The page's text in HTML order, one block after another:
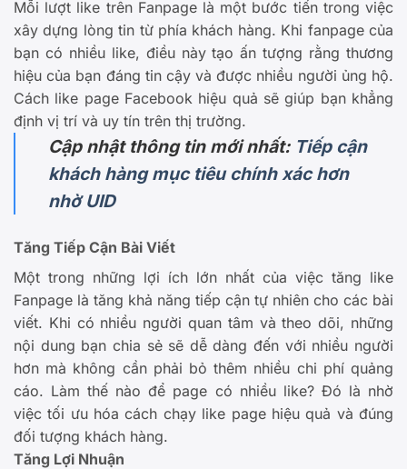
Mỗi lượt like trên Fanpage là một bước tiến trong việc
xây dựng lòng tin từ phía khách hàng. Khi fanpage của
bạn có nhiều like, điều này tạo ấn tượng rằng thương
hiệu của bạn đáng tin cậy và được nhiều người ủng hộ.
Cách like page Facebook hiệu quả sẽ giúp bạn khẳng
định vị trí và uy tín trên thị trường.
Cập nhật thông tin mới nhất: Tiếp cận
khách hàng mục tiêu chính xác hơn
nhờ UID
Tăng Tiếp Cận Bài Viết
Một trong những lợi ích lớn nhất của việc tăng like
Fanpage là tăng khả năng tiếp cận tự nhiên cho các bài
viết. Khi có nhiều người quan tâm và theo dõi, những
nội dung bạn chia sẻ sẽ dễ dàng đến với nhiều người
hơn mà không cần phải bỏ thêm nhiều chi phí quảng
cáo. Làm thế nào để page có nhiều like? Đó là nhờ
việc tối ưu hóa cách chạy like page hiệu quả và đúng
đối tượng khách hàng.
Tăng Lợi Nhuận